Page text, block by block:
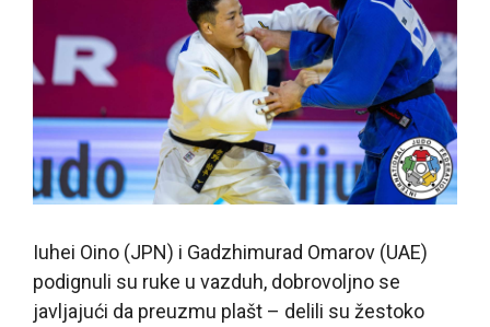
Iuhei Oino (JPN) i Gadzhimurad Omarov (UAE)
podignuli su ruke u vazduh, dobrovoljno se
javljajući da preuzmu plašt – delili su žestoko